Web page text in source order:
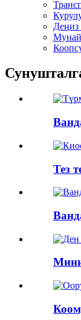
Тез